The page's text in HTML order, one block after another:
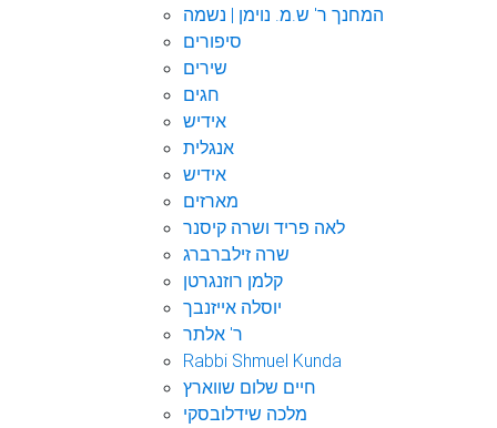
המחנך ר' ש.מ. נוימן | נשמה
סיפורים
שירים
חגים
אידיש
אנגלית
אידיש
מארזים
לאה פריד ושרה קיסנר
שרה זילברברג
קלמן רוזנגרטן
יוסלה אייזנבך
ר' אלתר
Rabbi Shmuel Kunda
חיים שלום שווארץ
מלכה שידלובסקי